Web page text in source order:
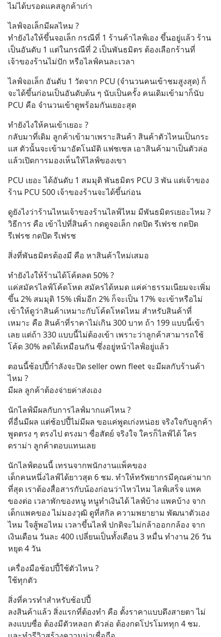
ไม่ได้บรอดแคสลูกค้าเก่า
ไลฟ์จอเล็กมีผลไหม ?
ทำยังไงให้ขึ้นจอเล็ก กรณีที่ 1 ร้านค้าไลฟ์เอง ขึ้นอยู่แล้ว ร้าน
เป็นอันดับ 1 แต่ในกรณีที่ 2 เป็นพันธมิตร ต้องเลือกร้านที่
เจ้าของร้านไม่ปัก หรือไลฟ์คนละเวลา
ไลฟ์จอเล็ก อันดับ 1 วัดจาก PCU (จำนวนคนเข้าชมสูงสุด) ก็
จะได้ขึ้นก่อนเป็นอันดับต้น ๆ นับเป็นครั้ง คนเดิมเข้ามาก็นับ
PCU คือ จำนวนเข้าดูพร้อมกันเยอะสุด
ทำยังไงให้คนเข้าเยอะ ?
กลับมาที่เดิม ลูกค้าเข้ามาเพราะสินค้า สินค้าตัวไหนเป็นกระ
แส ตัวนั้นจะเข้ามาอัตโนมัติ แฟชเซล เอาสินค้ามาเป็นตัวล่อ
แล้วเปิดการมองเห็นให้ไลฟ์ของเขา
PCU เยอะ ได้อันดับ 1 สมมุติ พันธมิตร PCU 3 พัน แต่เจ้าของ
ร้าน PCU 500 เจ้าของร้านจะได้ขึ้นก่อน
ดูยังไงว่าร้านไหนเจ้าของร้านไลฟ์ไหม มีพันธมิตรเยอะไหม ?
วิธีการ คือ เข้าไปที่สินค้า กดดูจอเล็ก กดปิด รีเฟรช กดปิด
รีเฟรช กดปิด รีเฟรช
สิ่งที่พันธมิตรต้องมี คือ หาสินค้าใหม่เสมอ
ทำยังไงให้ร้านได้โค้ดลด 50% ?
แค่สมัครไลฟ์โค้ดโหด สมัครได้หมด แค่ค่าธรรมเนียมจะเพิ่ม
ขึ้น 2% สมมุติ 15% เพิ่มอีก 2% ก็จะเป็น 17% จะเข้าหรือไม่
เข้าให้ดูว่าสินค้าเหมาะกับโค้ดโหดไหม สำหรับสินค้าที่
เหมาะ คือ สินค้าที่ราคาไม่เกิน 300 บาท ถ้า 199 แบบนี้เข้า
เลย แต่ถ้า 330 แบบนี้ไม่ต้องเข้า เพราะว่าลูกค้าสามารถใช้
โค้ด 30% ลดได้เหมือนกัน ซึ่งอยู่หน้าไลฟ์อยู่แล้ว
ตอนนี้ช้อปปี้กำลังจะปิด seller own fleet จะมีผลกับร้านค้า
ไหม ?
มีผล ลูกค้าต้องจ่ายค่าส่งเอง
นักไลฟ์มีผลกับการไลฟ์มากแค่ไหน ?
ที่อื่นมีผล แต่ช้อปปี้ไม่มีผล ขอแค่พูดเก่งหน่อย จริงใจกับลูกค้า
พูดตรง ๆ ตรงไป ตรงมา ซื่อสัตย์ จริงใจ ใครก็ไลฟ์ได้ ใคร
ดราม่า ลูกค้าตอบแทนเลย
นักไลฟ์ตอนนี้ เทรนจากพนักงานแพ็คของ
เด็กคนหนึ่งไลฟ์ได้ยาวสุด 6 ชม. ทำให้ทรัพยากรมีคุณค่ามาก
ที่สุด เราต้องสื่อสารกับน้องก่อนว่าไหวไหม ไลฟ์เสร็จ แพค
ของต่อ เวลาพักของหนู หนูทำเงินได้ ไลฟ์บ้าง แพคบ้าง จาก
เด็กแพคของ ไม่มองวุฒิ ดูที่สกิล ความพยายาม พัฒนาตัวเอง
ไหม ใจสู้พอไหม เวลาขึ้นไลฟ์ ปกติจะไม่กล้าออกกล้อง จาก
เงินเดือน วันละ 400 เปลี่ยนเป็นทั้งเดือน 3 หมื่น ทำงาน 26 วัน
หยุด 4 วัน
เครื่องมือช้อปปี้ใช้ตัวไหน ?
ใช้ทุกตัว
สิ่งที่ควรทำสำหรับช้อปปี้
ลงสินค้าแล้ว สิ่งแรกที่ต้องทำ คือ ตั้งราคาแบบดึงสายตา ไม่
ลงแบบซื่อ ต้องมีตัวหลอก ตัวล่อ ต้องกดโปรโมททุก 4 ชม.